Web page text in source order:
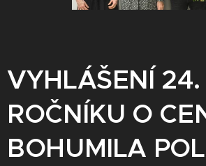
VYHLÁŠENÍ 24.
ROČNÍKU O
BOHUMILA